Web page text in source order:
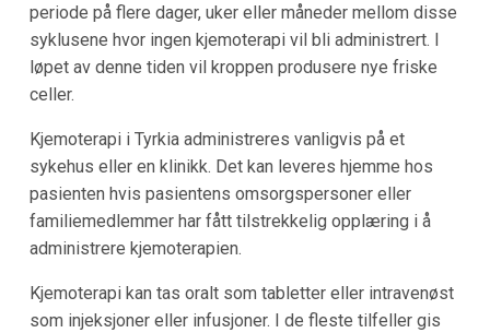
periode på flere dager, uker eller måneder mellom disse
syklusene hvor ingen kjemoterapi vil bli administrert. I
løpet av denne tiden vil kroppen produsere nye friske
celler.
Kjemoterapi i Tyrkia administreres vanligvis på et
sykehus eller en klinikk. Det kan leveres hjemme hos
pasienten hvis pasientens omsorgspersoner eller
familiemedlemmer har fått tilstrekkelig opplæring i å
administrere kjemoterapien.
Kjemoterapi kan tas oralt som tabletter eller intravenøst
som injeksjoner eller infusjoner. I de fleste tilfeller gis